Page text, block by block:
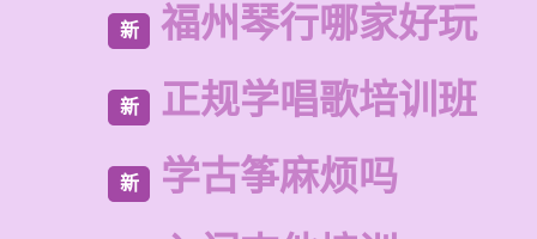
新 福州琴行哪家好玩
新 正规学唱歌培训班
新 学古筝麻烦吗